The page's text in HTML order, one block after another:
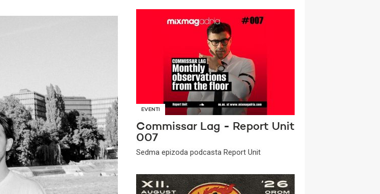
EVENTI
Commissar Lag - Report Unit
007
Sedma epizoda podcasta Report Unit